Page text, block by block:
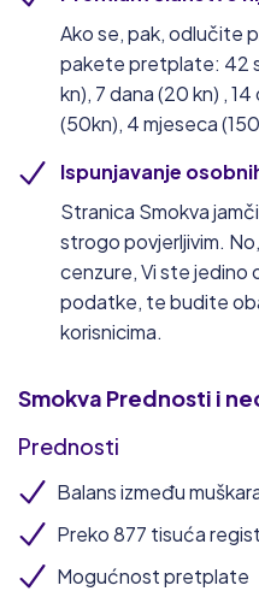
Ako se, pak, odlučite
pakete pretplate: 42
kn), 7 dana (20 kn) ,
(50kn), 4 mjeseca
Ispunjavanje
Stranica Smokva
strogo povjerljivim.
cenzure, Vi ste jedino
podatke, te budite
korisnicima.
Smokva Prednosti i
Prednosti
Balans između
Preko 877 tisuća
Mogućnost pretplate